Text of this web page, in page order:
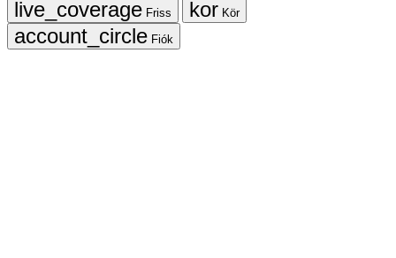
Friss
Kör
Fiók